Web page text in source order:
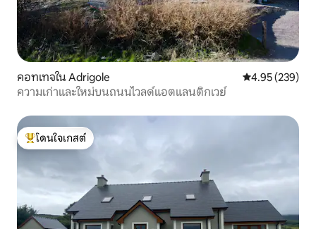
คอทเทจใน Adrigole คะแนนเฉลี่ย
4.95 (239)
ความเก่าและใหม่บนถนนไวลด์แอตแลนติกเวย์
โดนใจเกสต์ที่สุด
โดนใจเกสต์